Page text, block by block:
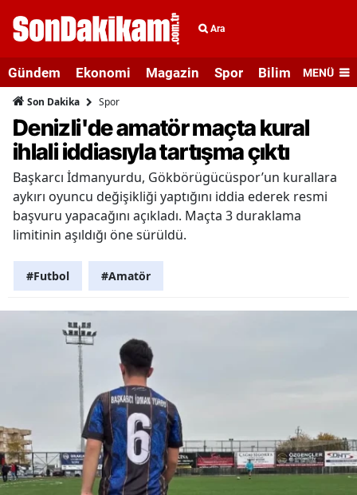
Ara
Gündem Ekonomi Magazin Spor Bilim veMENÜ
Son Dakika Spor
Denizli'de amatör maçta kural
ihlali iddiasıyla tartışma çıktı
Başkarcı İdmanyurdu, Gökbörügücüspor’un kurallara
aykırı oyuncu değişikliği yaptığını iddia ederek resmi
başvuru yapacağını açıkladı. Maçta 3 duraklama
limitinin aşıldığı öne sürüldü.
#Futbol #Amatör